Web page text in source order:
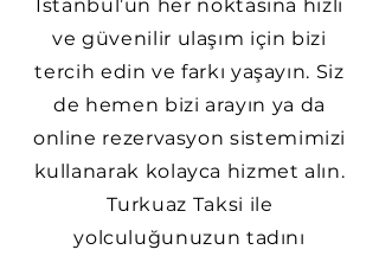
İstanbul’un her noktasına hızlı
ve güvenilir ulaşım için bizi
tercih edin ve farkı yaşayın. Siz
de hemen bizi arayın ya da
online rezervasyon sistemimizi
kullanarak kolayca hizmet alın.
Turkuaz Taksi ile
yolculuğunuzun tadını